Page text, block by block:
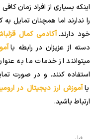
اینکه بسیاری از افراد زمان
را ندارند اما همچنان تمایل
خود دارند.آکادمی کمال
دسته از عزیزان در رابطه با
میتوانند از خدمات ما به
استفاده کنند. و در صورت
یاآموزش ارز دیجیتال در
ارتباط باشید.
قبل